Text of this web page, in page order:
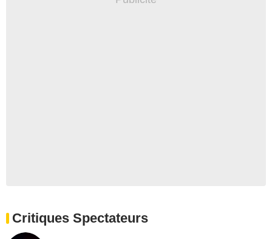
Critiques Spectateurs